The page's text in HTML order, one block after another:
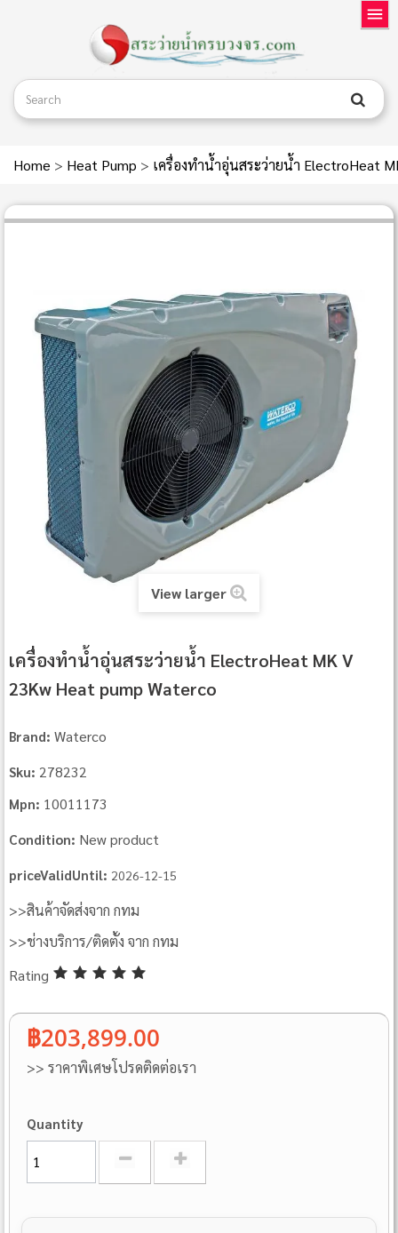
Home > Heat Pump > เครื่องทำน้ำอุ่นสระว่ายน้ำ ElectroHeat
View larger
เครื่องทำน้ำอุ่นสระว่ายน้ำ ElectroHeat MK V
23Kw Heat pump Waterco
Brand: Waterco
Sku: 278232
Mpn: 10011173
Condition: New product
priceValidUntil: 2026-12-15
>>สินค้าจัดส่งจาก กทม
>>ช่างบริการ/ติดตั้ง จาก กทม
Rating
฿203,899.00
>> ราคาพิเศษโปรดติดต่อเรา
Quantity